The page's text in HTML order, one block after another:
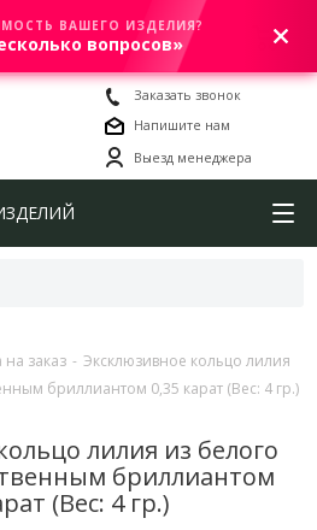
0
Заказать звонок
Напишите нам
Выезд менеджера
на заказ - Эксклюзивное кольцо лилия
бриллиантом 0,35 карат (Вес: 4 гр.)
лилия из белого
бриллиантом
(Вес: 4 гр.)
ВАШЕГО ИЗДЕЛИЯ?
вопросов»